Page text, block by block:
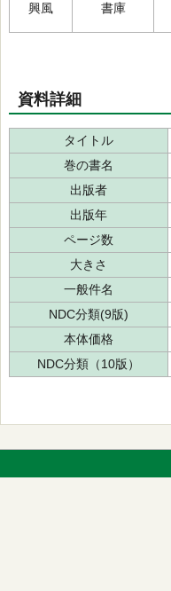
興風 書庫
資料詳細
タイトル
巻の書名
出版者
出版年
ページ数
大きさ
一般件名
NDC分類(9版)
本体価格
NDC分類（10版）